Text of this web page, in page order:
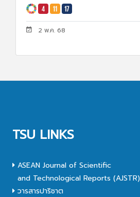
2 พ.ค. 68
TSU LINKS
ASEAN Journal of Scientific
and Technological Reports (AJSTR)
วารสารปาริชาต